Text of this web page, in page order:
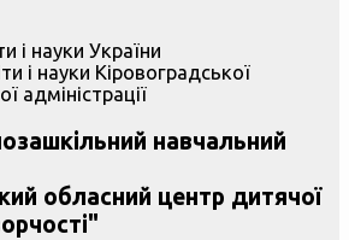
і науки України
і науки Кіровоградської
адміністрації
навчальний
обласний центр дитячої